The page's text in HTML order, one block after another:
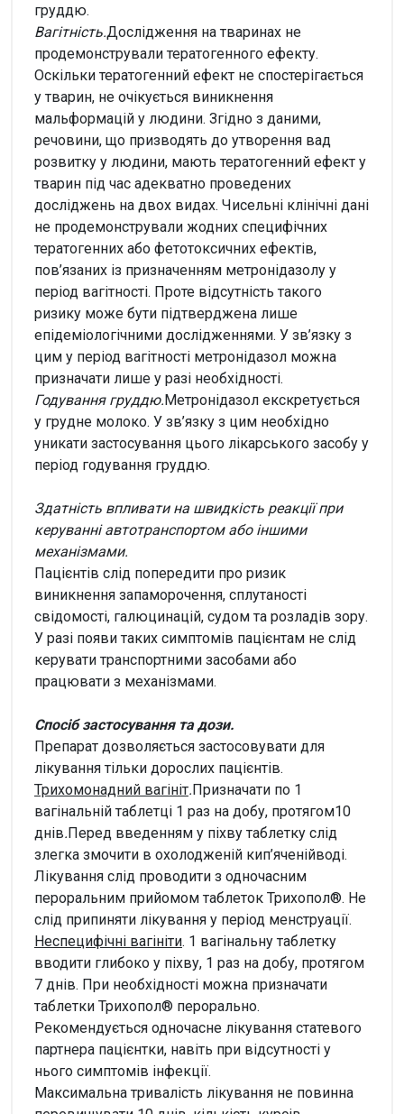
груддю.
Вагітність.Дослідження на тваринах не
продемонстрували тератогенного ефекту.
Оскільки тератогенний ефект не спостерігається
у тварин, не очікується виникнення
мальформацій у людини. Згідно з даними,
речовини, що призводять до утворення вад
розвитку у людини, мають тератогенний ефект у
тварин під час адекватно проведених
досліджень на двох видах. Чисельні клінічні дані
не продемонстрували жодних специфічних
тератогенних або фетотоксичних ефектів,
пов’язаних із призначенням метронідазолу у
період вагітності. Проте відсутність такого
ризику може бути підтверджена лише
епідеміологічними дослідженнями. У зв’язку з
цим у період вагітності метронідазол можна
призначати лише у разі необхідності.
Годування груддю.Метронідазол екскретується
у грудне молоко. У зв’язку з цим необхідно
уникати застосування цього лікарського засобу у
період годування груддю.
Здатність впливати на швидкість реакції при
керуванні автотранспортом або іншими
механізмами.
Пацієнтів слід попередити про ризик
виникнення запаморочення, сплутаності
свідомості, галюцинацій, судом та розладів зору.
У разі появи таких симптомів пацієнтам не слід
керувати транспортними засобами або
працювати з механізмами.
Спосіб застосування та дози.
Препарат дозволяється застосовувати для
лікування тільки дорослих пацієнтів.
Трихомонадний вагініт.Призначати по 1
вагінальній таблетці 1 раз на добу, протягом10
днів.Перед введенням у піхву таблетку слід
злегка змочити в охолодженій кип’яченійводі.
Лікування слід проводити з одночасним
пероральним прийомом таблеток Трихопол®. Не
слід припиняти лікування у період менструації.
Неспецифічні вагініти. 1 вагінальну таблетку
вводити глибоко у піхву, 1 раз на добу, протягом
7 днів. При необхідності можна призначати
таблетки Трихопол® перорально.
Рекомендується одночасне лікування статевого
партнера пацієнтки, навіть при відсутності у
нього симптомів інфекції.
Максимальна тривалість лікування не повинна